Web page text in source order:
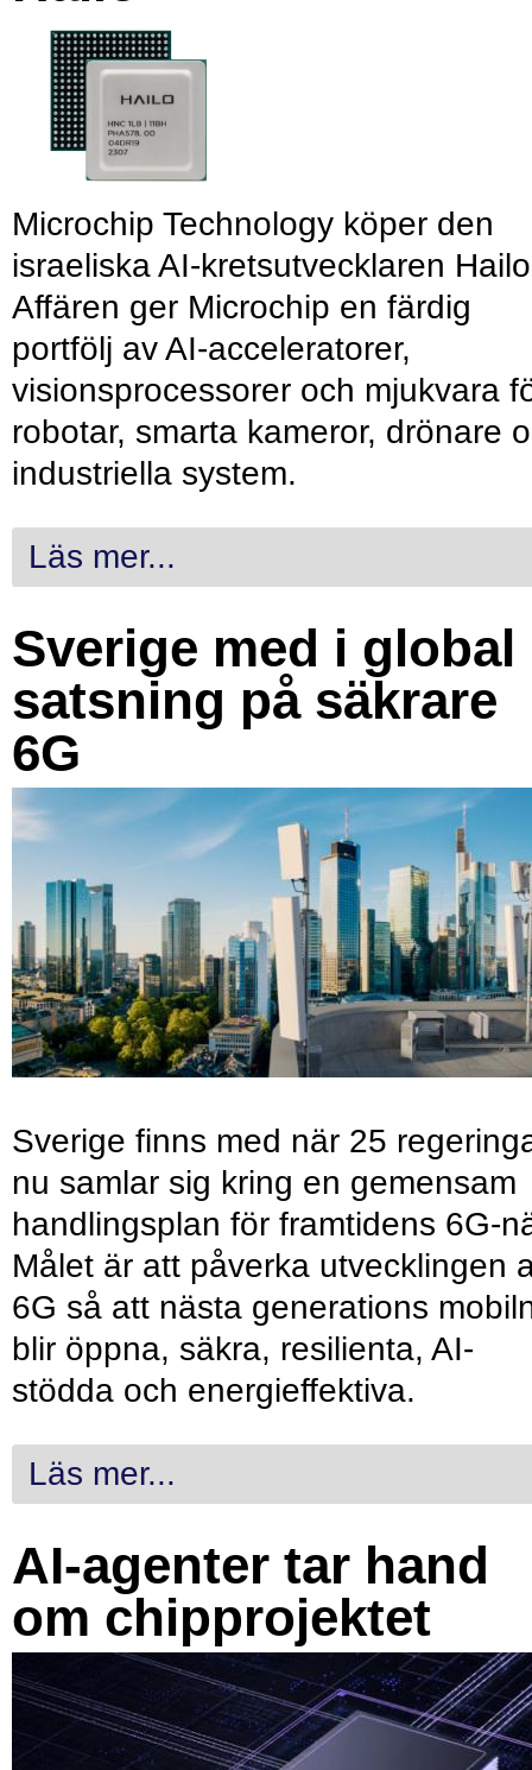
Microchip Technology köper den
israeliska AI-kretsutvecklaren
Affären ger Microchip en färdig
portfölj av AI-acceleratorer,
visionsprocessorer och mjukvara
robotar, smarta kameror, drönare
industriella system.
Läs mer...
Sverige med i global
satsning på säkrare
6G
Sverige finns med när 25
nu samlar sig kring en gemensam
handlingsplan för framtidens 6G-
Målet är att påverka utvecklingen
6G så att nästa generations
blir öppna, säkra, resilienta, AI-
stödda och energieffektiva.
Läs mer...
AI-agenter tar hand
om chipprojektet